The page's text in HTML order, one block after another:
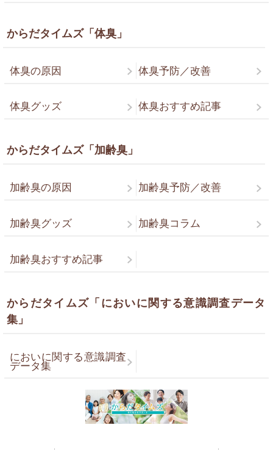
からだタイムズ「体臭」
体臭の原因 体臭予防／改善
体臭グッズ 体臭おすすめ記事
からだタイムズ「加齢臭」
加齢臭の原因 加齢臭予防／改善
加齢臭グッズ 加齢臭コラム
加齢臭おすすめ記事
からだタイムズ「においに関する意識調査データ
集」
においに関する意識調査
データ集